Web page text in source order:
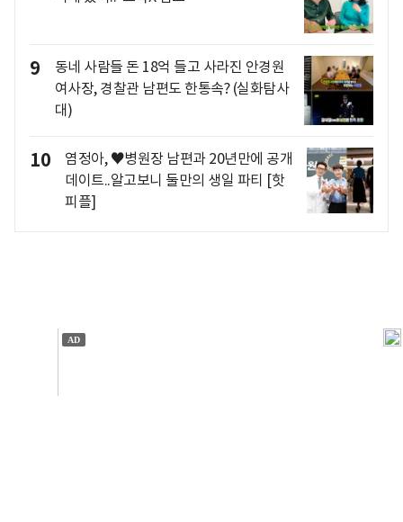
9
동네 사람들 돈 18억 들고 사라진 안경원
여사장, 경찰관 남편도 한통속? (실화탐사
대)
10
염정아, ♥병원장 남편과 20년만에 공개
데이트..알고보니 둘만의 생일 파티 [핫
피플]